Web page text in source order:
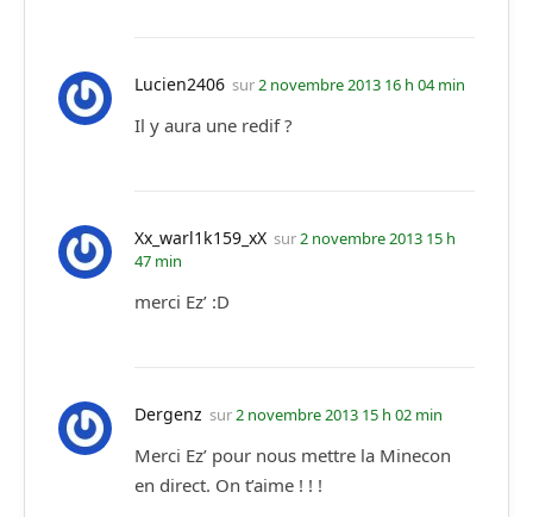
Lucien2406 sur2 novembre 2013 16 h 04 min
Il y aura une redif ?
Xx_warl1k159_xX sur2 novembre 2013 15 h
47 min
merci Ez’ :D
Dergenz sur2 novembre 2013 15 h 02 min
Merci Ez’ pour nous mettre la Minecon
en direct. On t’aime ! ! !